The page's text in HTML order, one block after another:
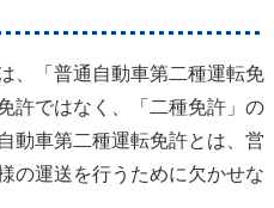
、「普通自動車第二種運転免
許ではなく、「二種免許」の
動車第二種運転免許とは、営
の運送を行うために欠かせな